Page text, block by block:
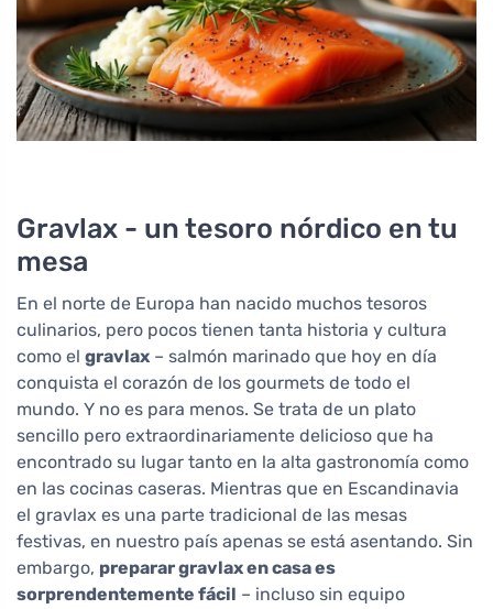
Gravlax - un tesoro nórdico en tu
mesa
En el norte de Europa han nacido muchos tesoros
culinarios, pero pocos tienen tanta historia y cultura
como el gravlax – salmón marinado que hoy en día
conquista el corazón de los gourmets de todo el
mundo. Y no es para menos. Se trata de un plato
sencillo pero extraordinariamente delicioso que ha
encontrado su lugar tanto en la alta gastronomía como
en las cocinas caseras. Mientras que en Escandinavia
el gravlax es una parte tradicional de las mesas
festivas, en nuestro país apenas se está asentando. Sin
embargo, preparar gravlax en casa es
sorprendentemente fácil – incluso sin equipo